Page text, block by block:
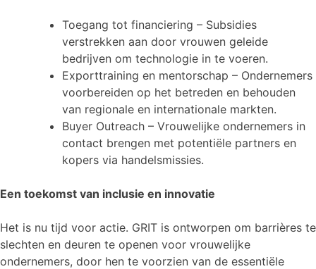
Toegang tot financiering – Subsidies
verstrekken aan door vrouwen geleide
bedrijven om technologie in te voeren.
Exporttraining en mentorschap – Ondernemers
voorbereiden op het betreden en behouden
van regionale en internationale markten.
Buyer Outreach – Vrouwelijke ondernemers in
contact brengen met potentiële partners en
kopers via handelsmissies.
Een toekomst van inclusie en innovatie
Het is nu tijd voor actie. GRIT is ontworpen om barrières te
slechten en deuren te openen voor vrouwelijke
ondernemers, door hen te voorzien van de essentiële